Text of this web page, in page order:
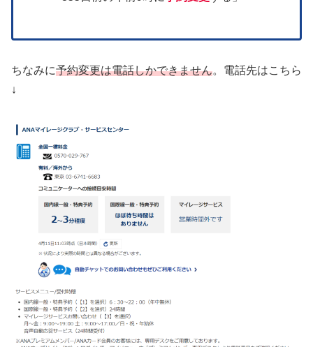
ちなみに予約変更は電話しかできません。電話先はこちら
↓